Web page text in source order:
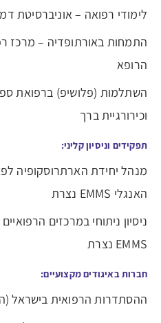
לימודי רפואה – אוניברסיטת
התמחות באורתופדיה – מרכז
הרופא
השתלמות (פלושיפ) ברפואת
וכירורגיית ברך
תפקידים וניסיון קליני:
מנהל יחידת הארתרוסקופיה
האנגלי EMMS נצרת
ניסיון ניתוחי במרכזים
EMMS נצרת
חברות באיגודים מקצועיים:
ההסתדרות הרפואית בישראל